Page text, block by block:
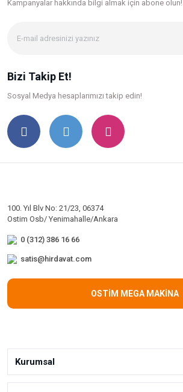
Kampanyalar hakkında bilgi almak için abone olun!
Bizi Takip Et!
Sosyal Medya hesaplarımızı takip edin!
100. Yıl Blv No: 21/23, 06374
Ostim Osb/ Yenimahalle/Ankara
0 (312) 386 16 66
satis@hirdavat.com
OSTİM MEGA MAKİNA
Kurumsal